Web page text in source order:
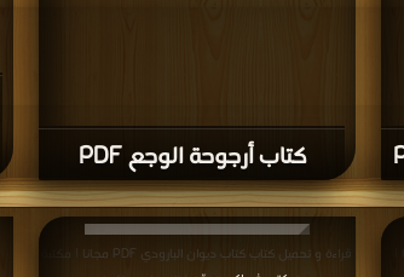
كتاب أرجوحة الوجع PDF
قراءة و تحميل كتاب كتاب ديوان البارودي PDF مجانا | مكتبة